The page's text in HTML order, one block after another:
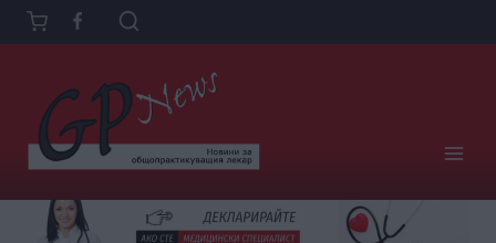
Към
съдържанието